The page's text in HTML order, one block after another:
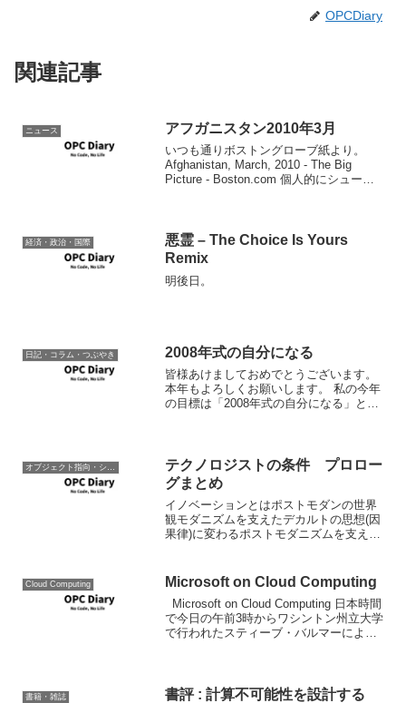
OPCDiary
関連記事
ニュース アフガニスタン2010年3月
いつも通りボストングローブ紙より。
Afghanistan, March, 2010 - The Big
Picture - Boston.com 個人的にシュール
経済・政治・国際
悪霊 – The Choice Is Yours
Remix
明後日。
日記・コラム・つぶやき 2008年式の自分になる
皆様あけましておめでとうございます。
本年もよろしくお願いします。 私の今年
の目標は「2008年式の自分になる」と言
テクノ...
テクノロジストの条件 プロロー
グまとめ
イノベーションとはポストモダンの世界
観モダニズムを支えたデカルトの思想(因
果律)に変わるポストモダニズムを支える
なく、形態という、部分の集積では識
Cloud Computing Microsoft on Cloud Computing
Microsoft on Cloud Computing 日本時間
で今日の午前3時からワシントン州立大学
で行われたスティーブ・バルマーによる
書籍・雑誌 書評 : 計算不可能性を設計する